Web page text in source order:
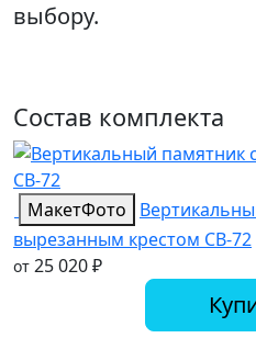
выбору.
Состав комплекта
МакетФото
вырезанным крестом СВ-72
от 25 020₽